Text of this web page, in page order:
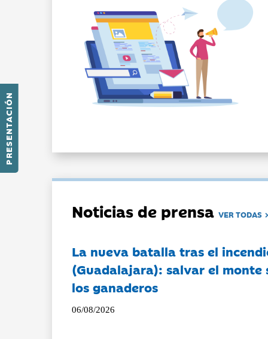
PRESENTACIÓN
Noticias de prensaVER TODAS
La nueva batalla tras el
(Guadalajara): salvar el monte
los ganaderos
06/08/2026